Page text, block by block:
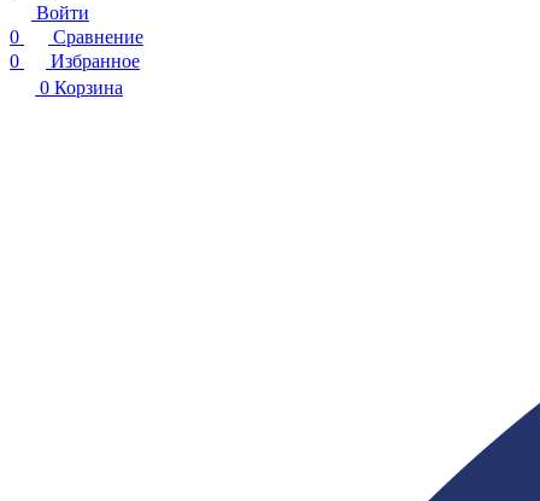
Войти
0
Сравнение
0
Избранное
0 Корзина